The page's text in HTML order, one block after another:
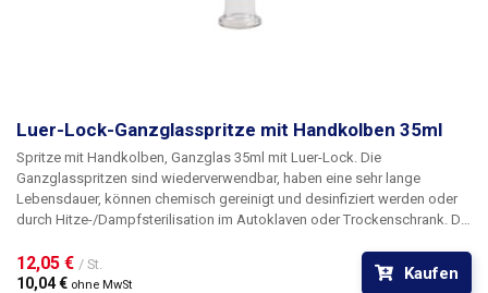
Luer-Lock-Ganzglasspritze mit Handkolben 35ml
Spritze mit Handkolben, Ganzglas 35ml mit Luer-Lock.
Ganzglasspritzen sind wiederverwendbar, haben eine sehr lange
Lebensdauer, können chemisch gereinigt und desinfiziert werden oder
durch Hitze-/Dampfsterilisation im Autoklaven oder Trockenschrank. Die
aufgrund der glatten Wände Temperaturen bis zu 160°C ausgesetzt
werden, sie sind leicht zu reinigen, das Glas wird durch UV-Strahlung
12,05 € / St.
10,04 € ohne MwSt
Kaufen